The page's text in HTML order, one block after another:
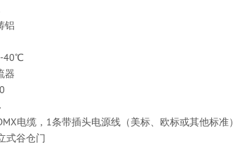
铝
40℃
器
电缆，1条带插头电源线（美标、欧标或其他标准）
式谷仓门